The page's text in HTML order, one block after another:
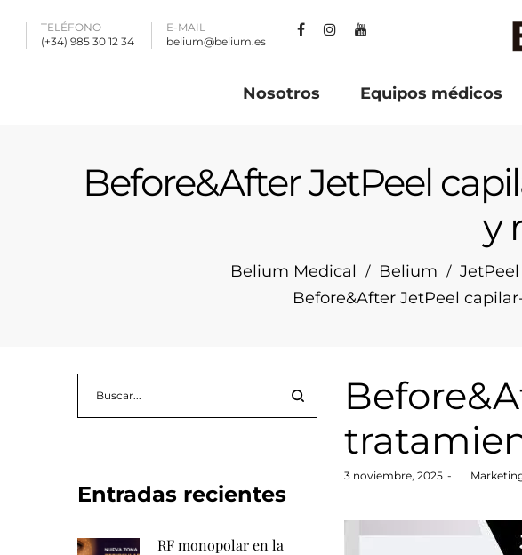
TELÉFONO
(+34) 985 30 12 34
E-MAIL
belium@belium.es
Nosotros Equipos médicos
Before&After JetPeel
y
Belium Medical / Belium /
Before&After JetPeel
Posted
3 noviembre, 2025
Entradas recientes
RF monopolar en la